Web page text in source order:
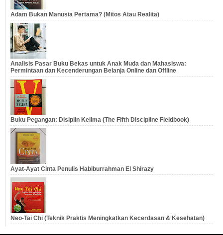
Adam Bukan Manusia Pertama? (Mitos Atau Realita)
Analisis Pasar Buku Bekas untuk Anak Muda dan Mahasiswa:
Permintaan dan Kecenderungan Belanja Online dan Offline
Buku Pegangan: Disiplin Kelima (The Fifth Discipline Fieldbook)
Ayat-Ayat Cinta Penulis Habiburrahman El Shirazy
Neo-Tai Chi (Teknik Praktis Meningkatkan Kecerdasan & Kesehatan)